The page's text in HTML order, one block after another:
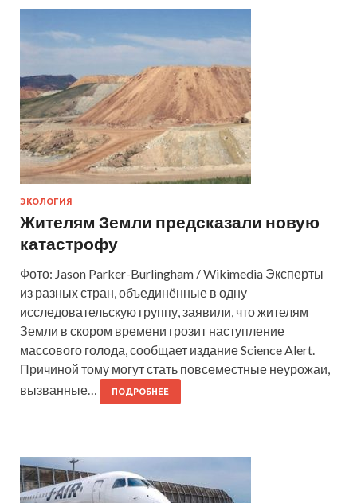
ЭКОЛОГИЯ
Жителям Земли предсказали новую
катастрофу
Фото: Jason Parker-Burlingham / Wikimedia Эксперты
из разных стран, объединённые в одну
исследовательскую группу, заявили, что жителям
Земли в скором времени грозит наступление
массового голода, сообщает издание Science Alert.
Причиной тому могут стать повсеместные неурожаи,
вызванные…
ПОДРОБНЕЕ